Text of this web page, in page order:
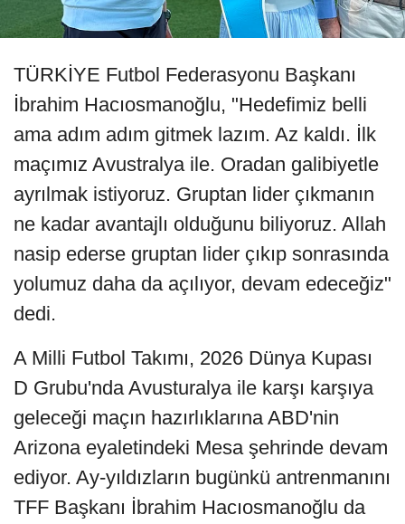
TÜRKİYE Futbol Federasyonu Başkanı
İbrahim Hacıosmanoğlu, "Hedefimiz belli
ama adım adım gitmek lazım. Az kaldı. İlk
maçımız Avustralya ile. Oradan galibiyetle
ayrılmak istiyoruz. Gruptan lider çıkmanın
ne kadar avantajlı olduğunu biliyoruz. Allah
nasip ederse gruptan lider çıkıp sonrasında
yolumuz daha da açılıyor, devam edeceğiz"
dedi.
A Milli Futbol Takımı, 2026 Dünya Kupası
D Grubu'nda Avusturalya ile karşı karşıya
geleceği maçın hazırlıklarına ABD'nin
Arizona eyaletindeki Mesa şehrinde devam
ediyor. Ay-yıldızların bugünkü antrenmanını
TFF Başkanı İbrahim Hacıosmanoğlu da